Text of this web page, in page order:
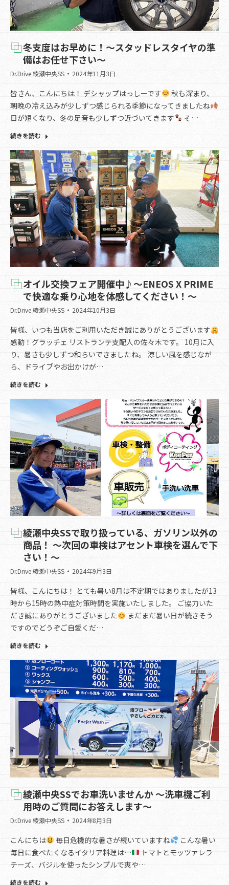
冬支度はお早めに！～スタッドレスタイヤの準
備はお任せ下さい～
Dr.Drive 綾瀬中央SS 2024年11月3日
皆さん、こんにちは！ デシャップはっしーです
秋も深まり、
朝晩の冷え込みが少しずつ感じられる季節になってきましたね
日が短くなり、冬の足音も少しずつ近づいてきます
そ…
続きを読む
オイル交換フェア開催中♪〜ENEOS X PRIME
で快適な乗り心地を体感してください！〜
Dr.Drive 綾瀬中央SS 2024年10月3日
皆様、いつも当店をご利用いただき誠にありがとうございます
感動！グラッチェ リストランテ支配人の佐々木です。 10月に入
り、暑さも少しずつ和らいできましたね。 涼しい風を感じなが
ら、ドライブやお出かけが…
続きを読む
綾瀬中央SSで取り扱っている、ガソリン以外の
商品！ ～次回の車検はアセント車検を選んで下
さい！～
Dr.Drive 綾瀬中央SS 2024年9月3日
皆様、こんにちは！ とても暑い8月は不定期ではありましたが13
時から15時の熱中症対策時間を実施いたしました。 ご協力いた
だき誠にありがとうございました
まだまだ暑い日が続きそう
ですのでどうぞご自愛くだ…
続きを読む
綾瀬中央SSでお車洗いませんか ～洗車機ご利
用時のご質問にお答えします～
Dr.Drive 綾瀬中央SS 2024年8月3日
こんにちは 毎日危機的な暑さが続いていますね
こんな暑い
毎日に食べたくなるイタリア料理は…
トマトとモッツァレラ
チーズ、バジルを使ったシンプルで爽や…
続きを読む